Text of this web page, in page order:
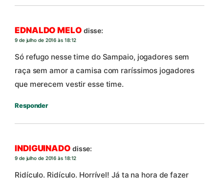
EDNALDO MELO disse:
9 de julho de 2016 às 18:12
Só refugo nesse time do Sampaio, jogadores sem
raça sem amor a camisa com raríssimos jogadores
que merecem vestir esse time.
Responder
INDIGUINADO disse:
9 de julho de 2016 às 18:12
Ridículo. Ridículo. Horrível! Já ta na hora de fazer